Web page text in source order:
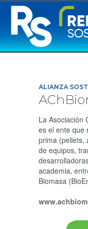
ALIANZA
La Asociación
es el ente que
prima (pellets,
de equipos,
academia,
Biomasa